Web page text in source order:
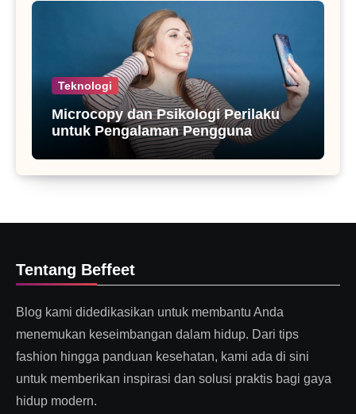
Teknologi
Microcopy dan Psikologi Perilaku
untuk Pengalaman Pengguna
Tentang Beffeet
Blog kami didedikasikan untuk membantu Anda
menemukan keseimbangan dalam hidup. Dari tips
fashion hingga panduan kesehatan, kami ada di sini
untuk memberikan inspirasi dan solusi praktis bagi gaya
hidup modern.